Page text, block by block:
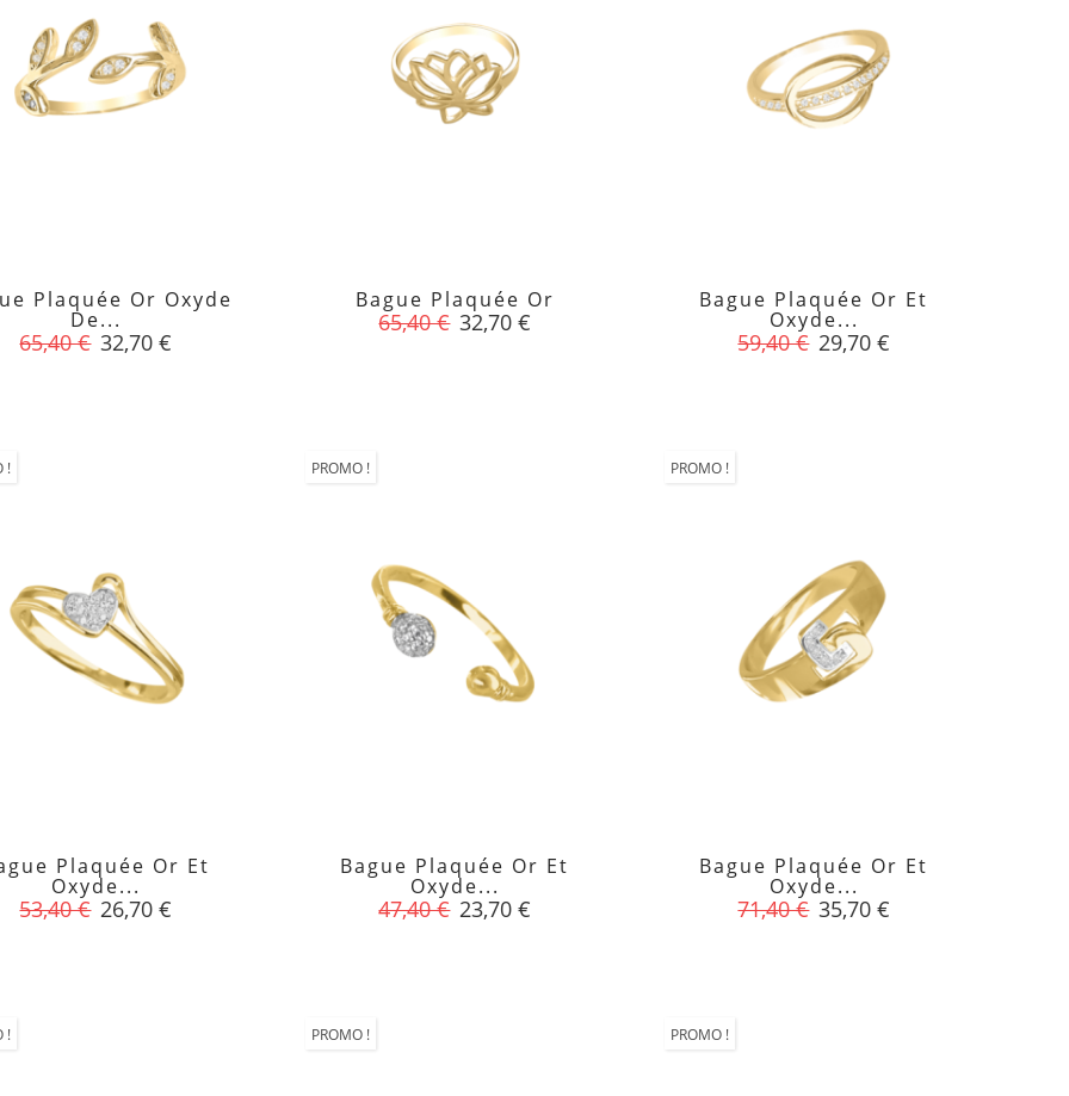
Plaquée Or Oxyde
De...
Prix
65,40 € Prix
32,70 €
 Bague Plaquée Or
Prix
65,40 € Prix
32,70 €
 Bague Plaquée Or Et
Oxyde...
Prix
59,40 € Prix
29,70 €

!
Plaquée Or Et
Oxyde...
Prix
53,40 € Prix
26,70 €

PROMO !
Bague Plaquée Or Et
Oxyde...
Prix
47,40 € Prix
23,70 €

PROMO !
Bague Plaquée Or Et
Oxyde...
Prix
71,40 € Prix
35,70 €

! PROMO ! PROMO !